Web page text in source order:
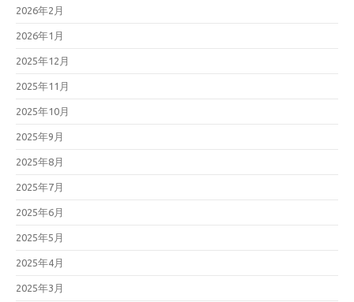
2026年2月
2026年1月
2025年12月
2025年11月
2025年10月
2025年9月
2025年8月
2025年7月
2025年6月
2025年5月
2025年4月
2025年3月